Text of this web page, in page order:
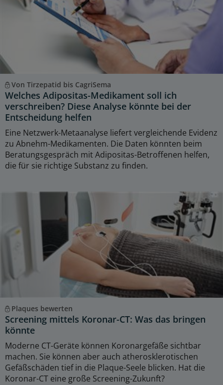
Von Tirzepatid bis CagriSema
Welches Adipositas-Medikament soll ich
verschreiben? Diese Analyse könnte bei der
Entscheidung helfen
Eine Netzwerk-Metaanalyse liefert vergleichende Evidenz
zu Abnehm-Medikamenten. Die Daten könnten beim
Beratungsgespräch mit Adipositas-Betroffenen helfen,
die für sie richtige Substanz zu finden.
Plaques bewerten
Screening mittels Koronar-CT: Was das bringen
könnte
Moderne CT-Geräte können Koronargefäße sichtbar
machen. Sie können aber auch atherosklerotischen
Gefäßschäden tief in die Plaque-Seele blicken. Hat die
Koronar-CT eine große Screening-Zukunft?